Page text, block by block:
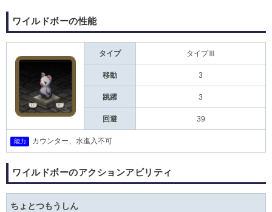
ワイルドボーの性能
タイプ タイプⅢ
移動 3
跳躍 3
回避 39
能力 カウンター、水進入不可
ワイルドボーのアクションアビリティ
ちょとつもうしん